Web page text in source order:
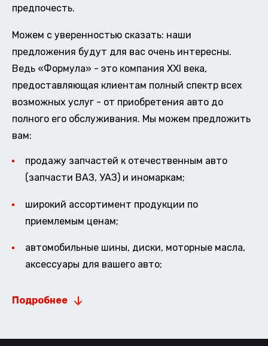
предпочесть.
Можем с уверенностью сказать: наши
предложения будут для вас очень интересны.
Ведь «Формула» - это компания XXI века,
предоставляющая клиентам полный спектр всех
возможных услуг - от приобретения авто до
полного его обслуживания. Мы можем предложить
вам:
продажу запчастей к отечественным авто
(запчасти ВАЗ, УАЗ) и иномаркам;
широкий ассортимент продукции по
приемлемым ценам;
автомобильные шины, диски, моторные масла,
аксессуары для вашего авто;
Подробнее